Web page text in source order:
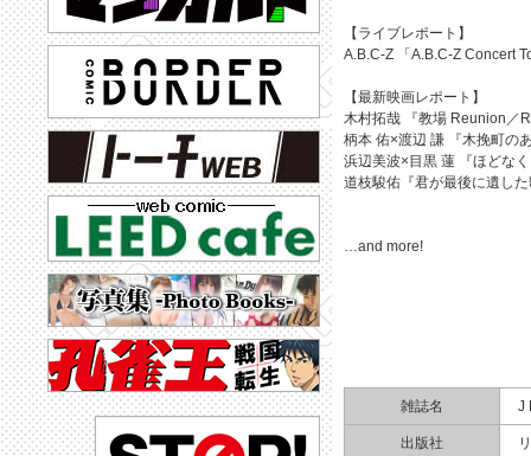
【ライブレポート】
A.B.C-Z 「A.B.C-Z Concert
【最新映画レポート】
木村拓哉 『教場 Reunion／
柄本 佑×渡辺 謙 『木挽町の
浜辺美波×目黒 蓮 『ほどな
道枝駿佑『君が最後に遺し
…and more!
雑誌名 J
出版社